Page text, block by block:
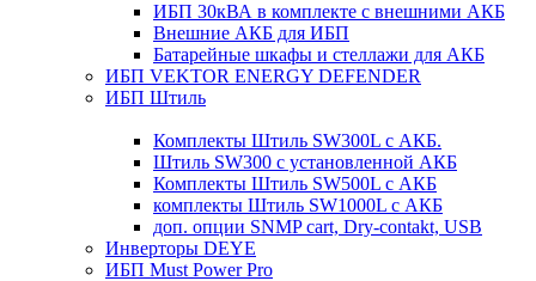
ИБП 30кВА в комплекте с внешними АКБ
Внешние АКБ для ИБП
Батарейные шкафы и стеллажи для АКБ
ИБП VEKTOR ENERGY DEFENDER
ИБП Штиль
Комплекты Штиль SW300L с АКБ.
Штиль SW300 с установленной АКБ
Комплекты Штиль SW500L с АКБ
комплекты Штиль SW1000L с АКБ
доп. опции SNMP cart, Dry-contakt, USB
Инверторы DEYE
ИБП Must Power Pro